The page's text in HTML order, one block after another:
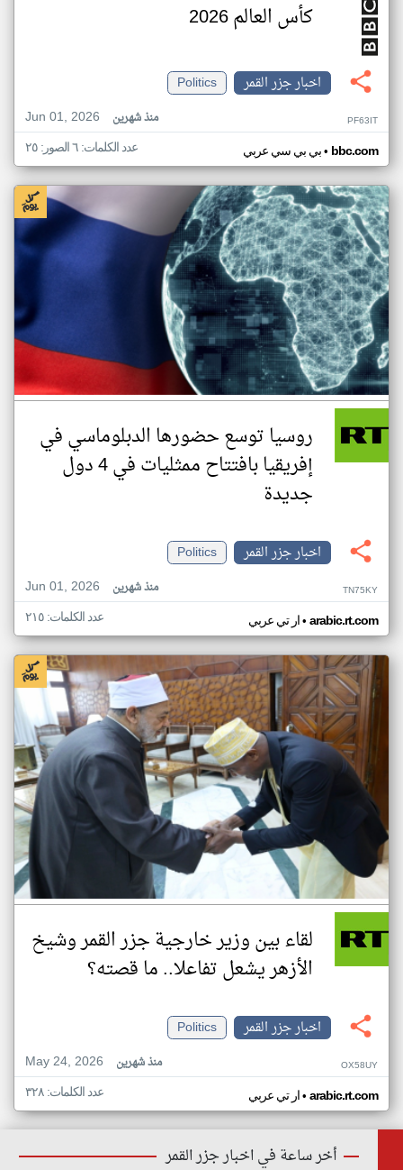
كأس العالم 2026
اخبار جزر القمر
Politics
Jun 01, 2026
منذ شهرين PF63IT
بي بي سي عربي• bbc.com عدد الكلمات: ٦ الصور: ٢٥
روسيا توسع حضورها الدبلوماسي في
إفريقيا بافتتاح ممثليات في 4 دول
جديدة
اخبار جزر القمر
Politics
Jun 01, 2026
منذ شهرين TN75KY
ار تي عربي• arabic.rt.com عدد الكلمات: ٢١٥
لقاء بين وزير خارجية جزر القمر وشيخ
الأزهر يشعل تفاعلا.. ما قصته؟
اخبار جزر القمر
Politics
May 24, 2026
منذ شهرين OX58UY
ار تي عربي• arabic.rt.com عدد الكلمات: ٣٢٨
أخر ساعة في اخبار جزر القمر